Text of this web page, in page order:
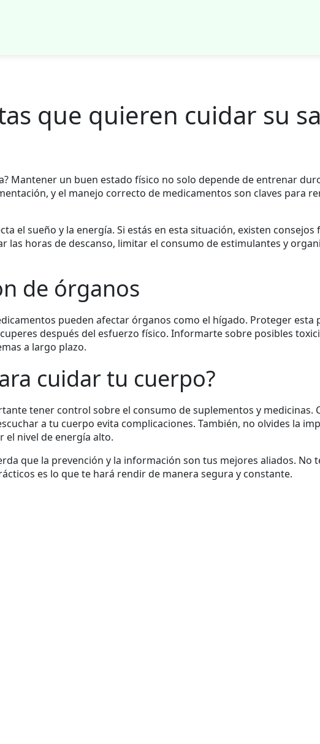
que quieren cuidar su
Mantener un buen estado físico no solo depende de entrenar
y el manejo correcto de medicamentos son claves para
el sueño y la energía. Si estás en esta situación, existen consejos
horas de descanso, limitar el consumo de estimulantes y
de órganos
pueden afectar órganos como el hígado. Proteger esta
después del esfuerzo físico. Informarte sobre posibles
a largo plazo.
cuidar tu cuerpo?
tener control sobre el consumo de suplementos y medicinas.
a tu cuerpo evita complicaciones. También, no olvides la
nivel de energía alto.
que la prevención y la información son tus mejores aliados. No
es lo que te hará rendir de manera segura y constante.